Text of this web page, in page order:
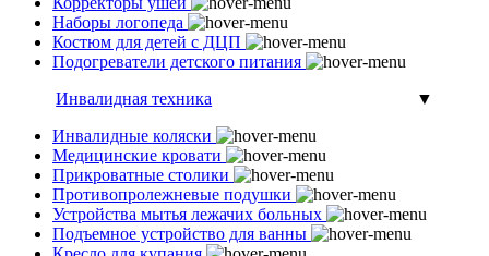
Наборы логопеда
Костюм для детей с ДЦП
Подогреватели детского питания
Инвалидная техника
▼
Инвалидные коляски
Медицинские кровати
Прикроватные столики
Противопролежневые подушки
Устройства мытья лежачих больных
Подъемное устройство для ванны